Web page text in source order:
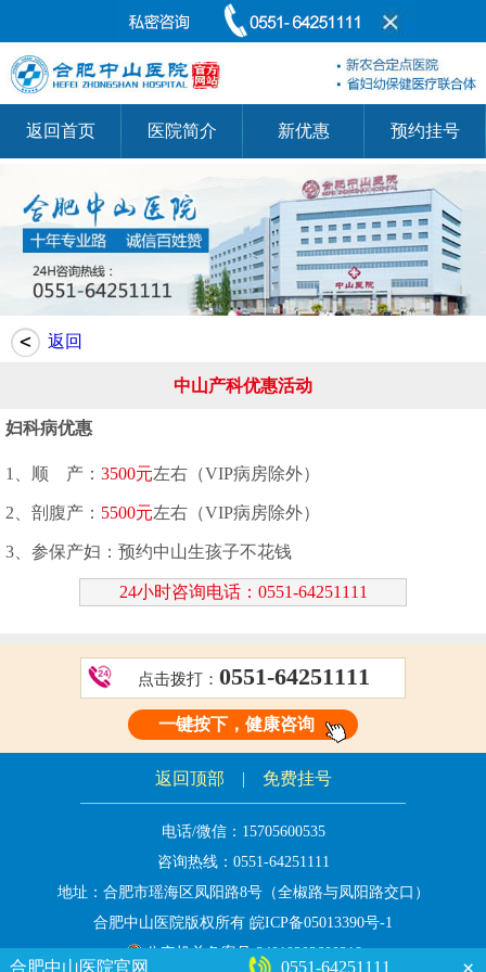
返回首页 医院简介 新优惠 预约挂号
返回
中山产科优惠活动
妇科病优惠
1、顺 产： 3500元左右（VIP病房除外）
2、剖腹产： 5500元左右（VIP病房除外）
3、参保产妇：预约中山生孩子不花钱
24小时咨询电话：0551-64251111
点击拨打： 0551-64251111
一键按下，健康咨询
返回顶部 | 免费挂号
电话/微信： 15705600535
咨询热线： 0551-64251111
地址：合肥市瑶海区凤阳路8号（全椒路与凤阳路交口）
合肥中山医院版权所有 皖ICP备05013390号-1
公安机关备案号 34010202600218
合肥中山医院官网 0551-64251111